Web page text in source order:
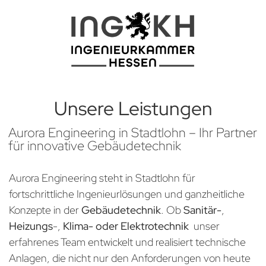
Unsere Leistungen
Aurora Engineering in Stadtlohn – Ihr Partner
für innovative Gebäudetechnik
Aurora Engineering steht in Stadtlohn für
fortschrittliche Ingenieurlösungen und ganzheitliche
Konzepte in derGebäudetechnik. ObSanitär-,
Heizungs-, Klima- oder Elektrotechnik unser
erfahrenes Team entwickelt und realisiert technische
Anlagen, die nicht nur den Anforderungen von heute